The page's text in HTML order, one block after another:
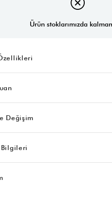
Ürün stoklarımızda
Değişim
Bilgileri